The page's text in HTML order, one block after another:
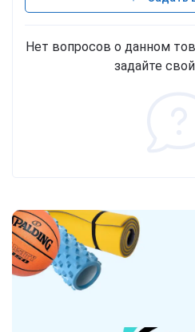
Нет вопросов о данном
задайте